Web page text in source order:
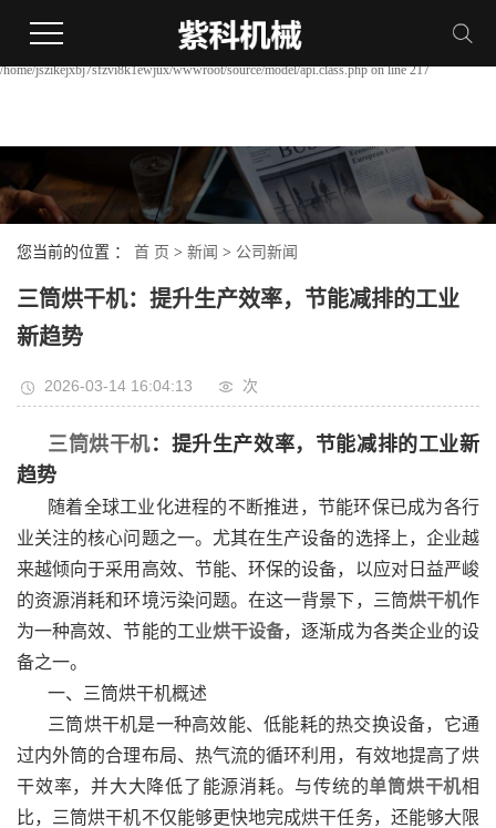
file_put_contents(/home/jszikejxbj7sfzvi8k1ewjux/wwwroot/source/cache/license_cache.php):
failed to open stream: Permission denied in
/home/jszikejxbj7sfzvi8k1ewjux/wwwroot/source/model/api.class.php on line 217
您当前的位置 ： 首 页 > 新闻 > 公司新闻
三筒烘干机：提升生产效率，节能减排的工业
新趋势
2026-03-14 16:04:13 次
三筒烘干机：提升生产效率，节能减排的工业新
趋势
随着全球工业化进程的不断推进，节能环保已成为各行
业关注的核心问题之一。尤其在生产设备的选择上，企业越
来越倾向于采用高效、节能、环保的设备，以应对日益严峻
的资源消耗和环境污染问题。在这一背景下，三筒烘干机作
为一种高效、节能的工业烘干设备，逐渐成为各类企业的设
备之一。
一、三筒烘干机概述
三筒烘干机是一种高效能、低能耗的热交换设备，它通
过内外筒的合理布局、热气流的循环利用，有效地提高了烘
干效率，并大大降低了能源消耗。与传统的单筒烘干机相
比，三筒烘干机不仅能够更快地完成烘干任务，还能够大限